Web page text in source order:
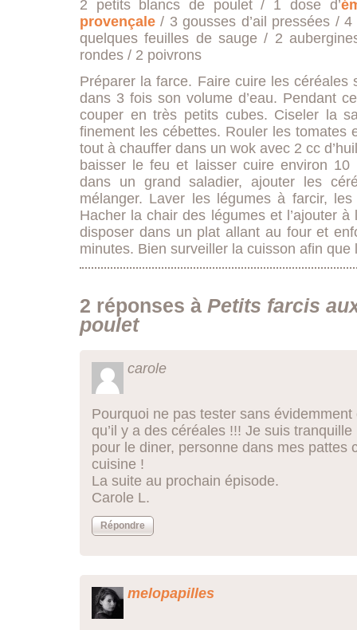
2 petits blancs de poulet / 1 dose d’
provençale / 3 gousses d’ail pressées /
quelques feuilles de sauge / 2
rondes / 2 poivrons
Préparer la farce. Faire cuire les céréales
dans 3 fois son volume d’eau. Pendant
couper en très petits cubes. Ciseler la
finement les cébettes. Rouler les tomates
tout à chauffer dans un wok avec 2 cc
baisser le feu et laisser cuire environ
dans un grand saladier, ajouter les
mélanger. Laver les légumes à farcir,
Hacher la chair des légumes et l’ajouter
disposer dans un plat allant au four et
minutes. Bien surveiller la cuisson afin
2 réponses à Petits farcis
poulet
carole
Pourquoi ne pas tester sans
qu’il y a des céréales !!! Je suis
pour le diner, personne dans mes pattes
cuisine !
La suite au prochain épisode.
Carole L.
Répondre
melopapilles